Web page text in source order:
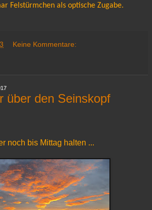
Felstürmchen als optische Zugabe.
Keine Kommentare:
über den Seinskopf
noch bis Mittag halten ...